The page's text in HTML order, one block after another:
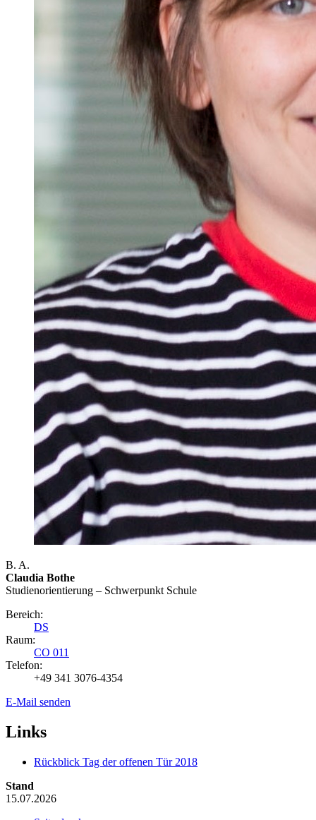
B. A.
Claudia Bothe
Studienorientierung – Schwerpunkt Schule
Bereich:
DS
Raum:
CO 011
Telefon:
+49 341 3076-4354
E-Mail senden
Links
Rückblick Tag der offenen Tür 2018
Stand
15.07.2026